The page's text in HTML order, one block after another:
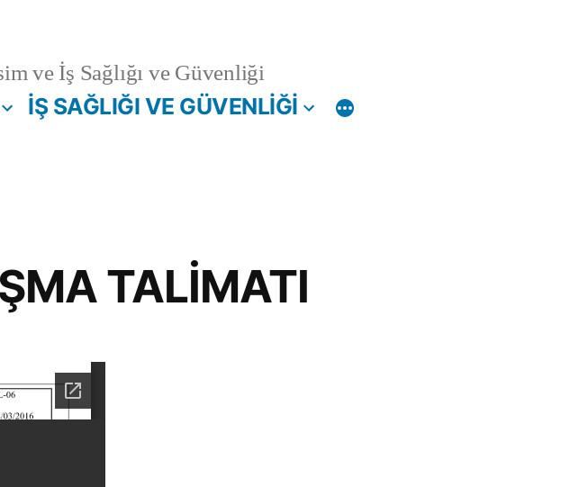
ve İş Sağlığı ve Güvenliği
İŞ SAĞLIĞI VE GÜVENLİĞİ
TALİMATI